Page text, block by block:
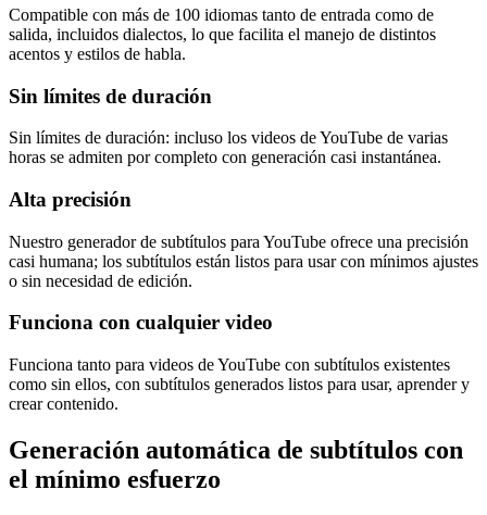
Compatible con más de 100 idiomas tanto de entrada como de
salida, incluidos dialectos, lo que facilita el manejo de distintos
acentos y estilos de habla.
Sin límites de duración
Sin límites de duración: incluso los videos de YouTube de varias
horas se admiten por completo con generación casi instantánea.
Alta precisión
Nuestro generador de subtítulos para YouTube ofrece una precisión
casi humana; los subtítulos están listos para usar con mínimos ajustes
o sin necesidad de edición.
Funciona con cualquier video
Funciona tanto para videos de YouTube con subtítulos existentes
como sin ellos, con subtítulos generados listos para usar, aprender y
crear contenido.
Generación automática de subtítulos con
el mínimo esfuerzo